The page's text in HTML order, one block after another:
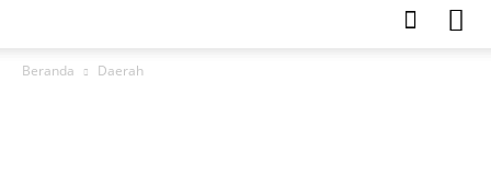
Beranda Daerah